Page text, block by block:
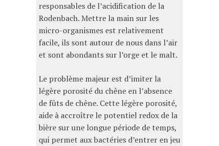
responsables de l’acidification de la
Rodenbach. Mettre la main sur les
micro-organismes est relativement
facile, ils sont autour de nous dans l’air
et sont abondants sur l’orge et le malt.
Le problème majeur est d’imiter la
légère porosité du chêne en l’absence
de fûts de chêne. Cette légère porosité,
aide à accroître le potentiel redox de la
bière sur une longue période de temps,
qui permet aux bactéries d’entrer en jeu